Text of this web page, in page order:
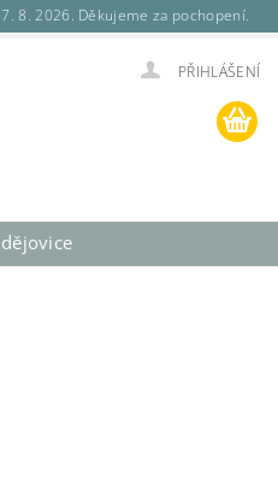
7. 8. 2026. Děkujeme za pochopení.
PŘIHLÁŠENÍ